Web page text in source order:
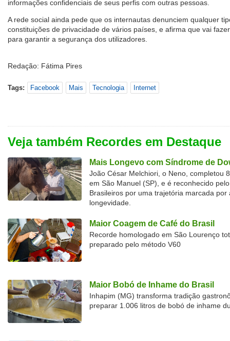
informações confidenciais de seus perfis com outras pessoas.
A rede social ainda pede que os internautas denunciem qualquer
constituições de privacidade de vários países, e afirma que vai
para garantir a segurança dos utilizadores.
Redação: Fátima Pires
Tags: Facebook Mais Tecnologia Internet
Veja também Recordes em Destaque
Mais Longevo com Síndrome de
João César Melchiori, o Neno, completou
em São Manuel (SP), e é reconhecido
Brasileiros por uma trajetória marcada por
longevidade.
Maior Coagem de Café do Brasil
Recorde homologado em São Lourenço
preparado pelo método V60
Maior Bobó de Inhame do Brasil
Inhapim (MG) transforma tradição
preparar 1.006 litros de bobó de inhame